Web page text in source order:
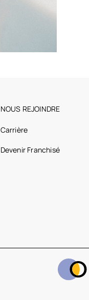
NOUS REJOINDRE
Carrière
Devenir Franchisé